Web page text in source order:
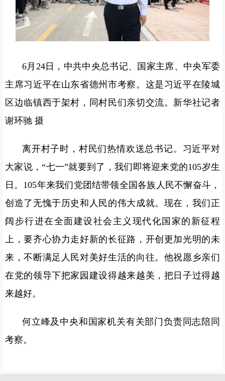
6月24日，中共中央总书记、国家主席、中央军委
主席习近平在山东省德州市考察。这是习近平在陵城
区边临镇西于架村，同村民们亲切交流。新华社记者
谢环驰 摄
离开村子时，村民们热情欢送总书记。习近平对
大家说，“七一”就要到了，我们即将迎来党的105岁生
日。105年来我们党团结带领全国各族人民不懈奋斗，
创造了无愧于历史和人民的伟大成就。现在，我们正
阔步行进在全面建设社会主义现代化国家的新征程
上，要齐心协力走好新的长征路，开创更加光明的未
来，不断满足人民对美好生活的向往。他祝愿乡亲们
在党的领导下把家园建设得越来越美，把日子过得越
来越好。
何立峰及中央和国家机关有关部门负责同志陪同
考察。